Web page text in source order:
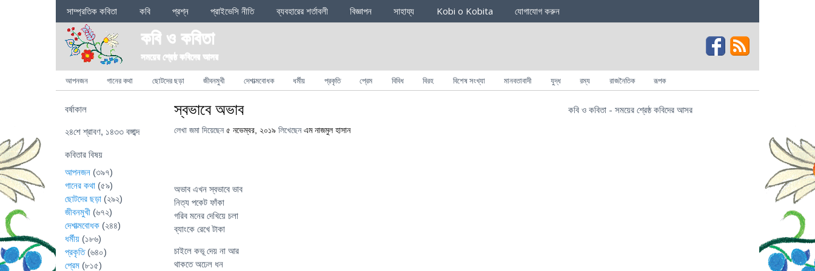
Sections
সাম্প্রতিক কবিতা কবি প্রশ্ন প্রাইভেসি নীতি ব্যবহারের শর্তাবলী বিজ্ঞাপন সাহায্য Kobi o Kobita যোগাযোগ করুন
কবি ও কবিতা
সময়ের শ্রেষ্ঠ কবিদের আসর
Categories
আপনজন গানের কথা ছোটদের ছড়া জীবনমুখী দেশাত্মবোধক ধর্মীয় প্রকৃতি প্রেম বিবিধ বিরহ বিশেষ সংখ্যা মানবতাবাদী যুদ্ধ রম্য রাজনৈতিক রূপক
স্বভাবে অভাব
লেখা জমা দিয়েছেন ৫ নভেম্বর, ২০১৯ লিখেছেন এম নাজমুল হাসান
অভাব এখন স্বভাবে ভাব
নিত্য পকেট ফাঁকা
গরিব মনের দেখিয়ে চলা
ব্যাংকে রেখে টাকা
চাইলে কভূ দেয় না আর
থাকতে অঢেল ধন
বর্ষাকাল
২৪শে শ্রাবণ, ১৪৩৩ বঙ্গাব্দ
কবিতার বিষয়
আপনজন (৩৯৭)
গানের কথা (৫৯)
ছোটদের ছড়া (২৯২)
জীবনমুখী (৬৭২)
দেশাত্মবোধক (২৪৪)
ধর্মীয় (১৮৬)
প্রকৃতি(৬৪০)
প্রেম (৮১৫)
কবি ও কবিতা - সময়ের শ্রেষ্ঠ কবিদের আসর